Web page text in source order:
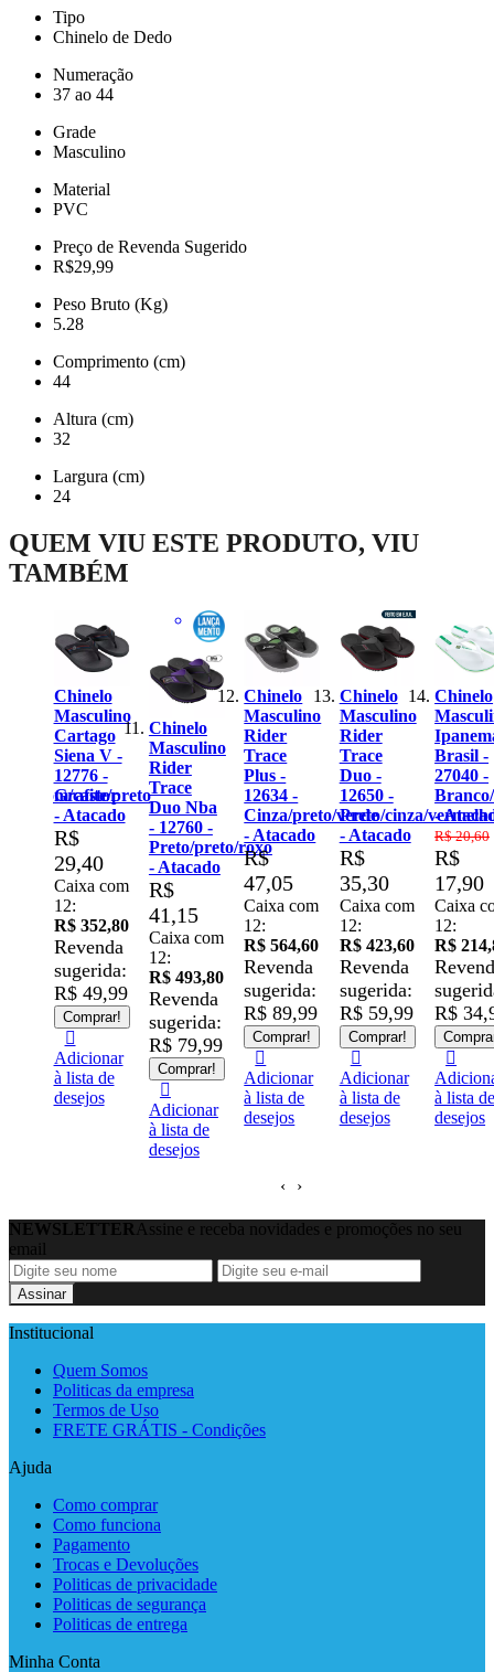
Tipo
Chinelo de Dedo
Numeração
37 ao 44
Grade
Masculino
Material
PVC
Preço de Revenda Sugerido
R$29,99
Peso Bruto (Kg)
5.28
Comprimento (cm)
44
Altura (cm)
32
Largura (cm)
24
QUEM VIU ESTE PRODUTO, VIU
TAMBÉM
marrom/castor
Chinelo
Masculino
Cartago
Siena V -
12776 -
Grafite/preto
- Atacado
R$
29,40
Caixa com
12:
R$ 352,80
Revenda
sugerida:
R$ 49,99
Comprar!
Adicionar
à lista de
desejos
Chinelo
Masculino
Rider
Trace
Duo Nba
- 12760 -
Preto/preto/roxo
- Atacado
R$
41,15
Caixa com
12:
R$ 493,80
Revenda
sugerida:
R$ 79,99
Comprar!
Adicionar
à lista de
desejos
Chinelo
Masculino
Rider
Trace
Plus -
12634 -
Cinza/preto/verde
- Atacado
R$
47,05
Caixa com
12:
R$ 564,60
Revenda
sugerida:
R$ 89,99
Comprar!
Adicionar
à lista de
desejos
Chinelo
Masculino
Rider
Trace
Duo -
12650 -
Preto/cinza/
- Atacado
R$
35,30
Caixa com
12:
R$ 423,60
Revenda
sugerida:
R$ 59,99
Comprar!
Adicionar
à lista de
desejos
Chinelo
Brasil -
27040 -
-
R$ 20,60
R$
17,90
Caixa
12:
R$
R$
à lista
desejos
‹ ›
NEWSLETTER Assine e receba novidades e promoções no seu
email
Assinar
Institucional
Quem Somos
Politicas da empresa
Termos de Uso
FRETE GRÁTIS - Condições
Ajuda
Como comprar
Como funciona
Pagamento
Trocas e Devoluções
Politicas de privacidade
Politicas de segurança
Politicas de entrega
Minha Conta